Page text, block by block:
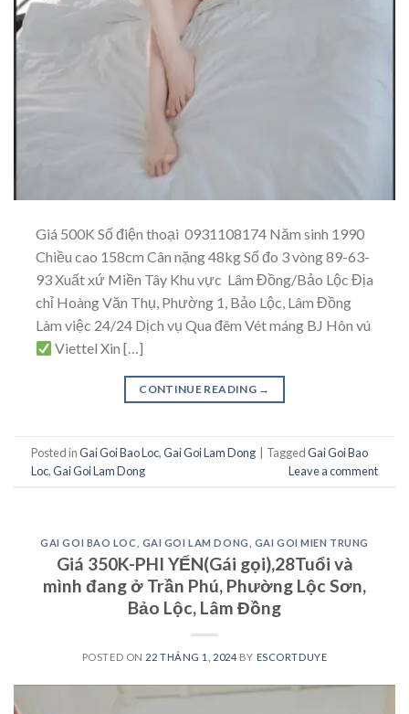
Giá 500K Số điện thoại 0931108174 Năm sinh 1990
Chiều cao 158cm Cân nặng 48kg Số đo 3 vòng 89-63-
93 Xuất xứ Miền Tây Khu vực Lâm Đồng/Bảo Lộc Địa
chỉ Hoàng Văn Thụ, Phường 1, Bảo Lộc, Lâm Đồng
Làm việc 24/24 Dịch vụ Qua đêm Vét máng BJ Hôn vú
Viettel Xin […]
CONTINUE READING →
Posted inGai Goi Bao Loc,Gai Goi Lam Dong TaggedGai Goi Bao
Loc,Gai Goi Lam Dong Leave a comment
GAI GOI BAO LOC GAI GOI LAM DONG GAI GOI MIEN TRUNG
Giá 350K-PHI YẾN(Gái gọi),28Tuổi và
mình đang ở Trần Phú, Phường Lộc Sơn,
Bảo Lộc, Lâm Đồng
POSTED ON 22 THÁNG 1, 2024 BY ESCORTDUYE